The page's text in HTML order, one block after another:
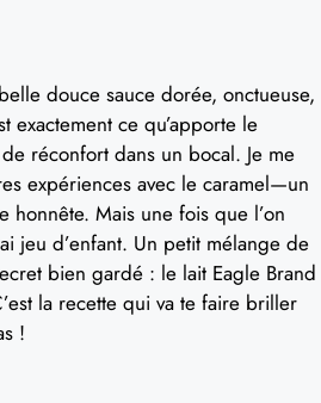
douce sauce dorée, onctueuse,
exactement ce qu’apporte le
réconfort dans un bocal. Je me
expériences avec le caramel—un
honnête. Mais une fois que l’on
jeu d’enfant. Un petit mélange de
bien gardé : le lait Eagle Brand
la recette qui va te faire briller
!